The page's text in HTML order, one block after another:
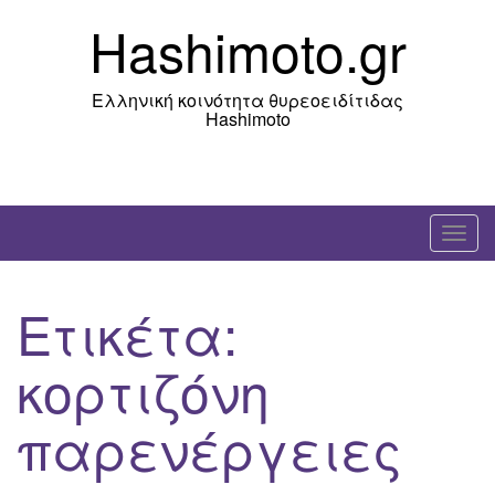
Hashimoto.gr
Ελληνική κοινότητα θυρεοειδίτιδας
Hashimoto
T
o
Ετικέτα:
κορτιζόνη
παρενέργειες